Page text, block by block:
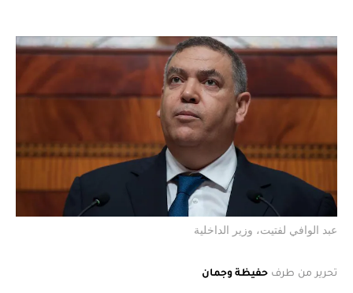
عبد الوافي لفتيت، وزير الداخلية
تحرير من طرف حفيظة وجمان